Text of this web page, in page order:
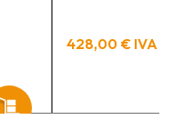
428,00 € IVA